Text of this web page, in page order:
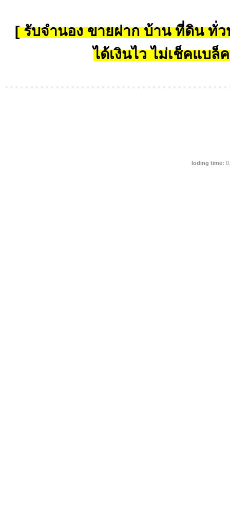
[ รับจำนอง ขายฝาก บ้าน ที่ดิน ทั่ว
ได้เงินไว ไม่เช็คแบล็
loding time: